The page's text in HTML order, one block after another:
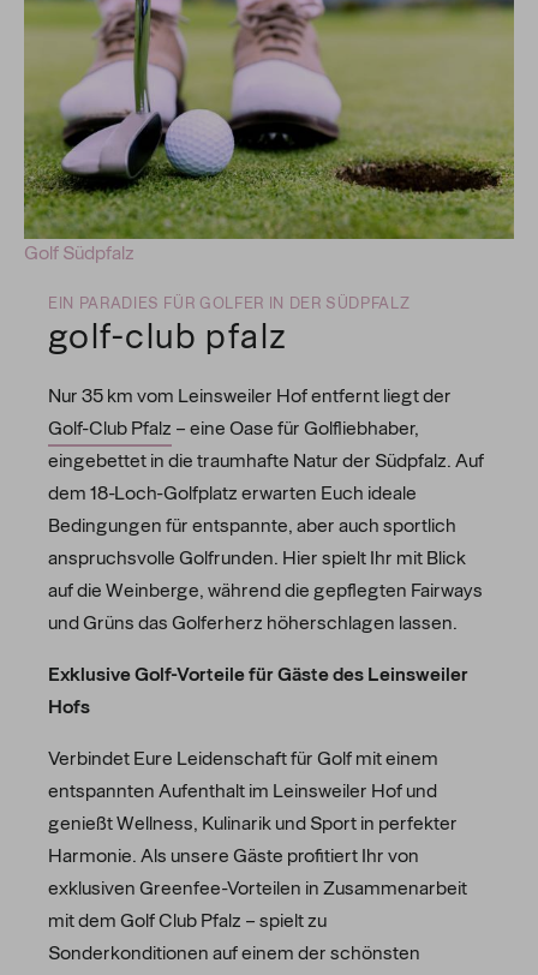
Golf Südpfalz
EIN PARADIES FÜR GOLFER IN DER SÜDPFALZ
golf-club pfalz
Nur 35 km vom Leinsweiler Hof entfernt liegt der
Golf-Club Pfalz – eine Oase für Golfliebhaber,
eingebettet in die traumhafte Natur der Südpfalz. Auf
dem 18-Loch-Golfplatz erwarten Euch ideale
Bedingungen für entspannte, aber auch sportlich
anspruchsvolle Golfrunden. Hier spielt Ihr mit Blick
auf die Weinberge, während die gepflegten Fairways
und Grüns das Golferherz höherschlagen lassen.
Exklusive Golf-Vorteile für Gäste des Leinsweiler
Hofs
Verbindet Eure Leidenschaft für Golf mit einem
entspannten Aufenthalt im Leinsweiler Hof und
genießt Wellness, Kulinarik und Sport in perfekter
Harmonie. Als unsere Gäste profitiert Ihr von
exklusiven Greenfee-Vorteilen in Zusammenarbeit
mit dem Golf Club Pfalz – spielt zu
Sonderkonditionen auf einem der schönsten